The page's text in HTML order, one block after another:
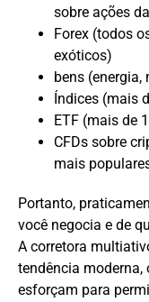
sobre ações
Forex (todos
exóticos)
bens
Índices (mais
ETF (mais de
CFDs sobre
mais
Portanto,
você negocia e de
A corretora
tendência moderna,
esforçam para